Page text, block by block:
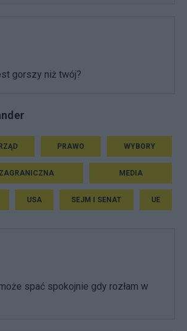
gorszy niż twój?
RZĄD PRAWO WYBORY
MEDIA
USA SEJM I SENAT UE
spać spokojnie gdy rozłam w